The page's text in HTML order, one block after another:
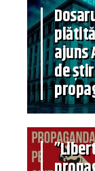
plătită
ajuns
de